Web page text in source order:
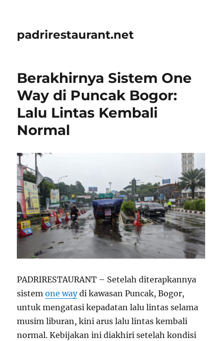
padrirestaurant.net
Berakhirnya Sistem One
Way di Puncak Bogor:
Lalu Lintas Kembali
Normal
PADRIRESTAURANT – Setelah diterapkannya
sistemone waydi kawasan Puncak, Bogor,
untuk mengatasi kepadatan lalu lintas selama
musim liburan, kini arus lalu lintas kembali
normal. Kebijakan ini diakhiri setelah kondisi